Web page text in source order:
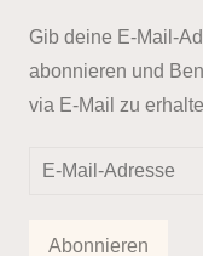
Gib deine E-Mail-
abonnieren und
via E-Mail zu
E-
Abonnieren